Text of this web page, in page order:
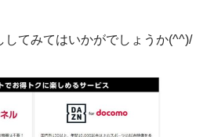
してみてはいかがでしょうか(^^)/